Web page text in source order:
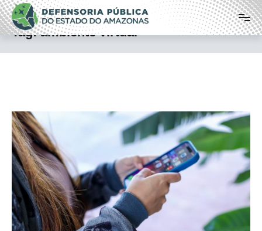
Pular
para
o
conteúdo
Defensoria Pública do Estado do
Amazonas
Tag:ambiente virtual